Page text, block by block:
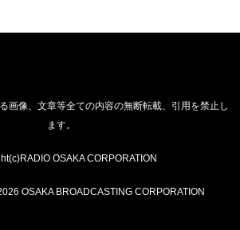
画像、文章等全ての内容の無断転載、引用を禁止し
ます。
OSAKA CORPORATION
OSAKA BROADCASTING CORPORATION